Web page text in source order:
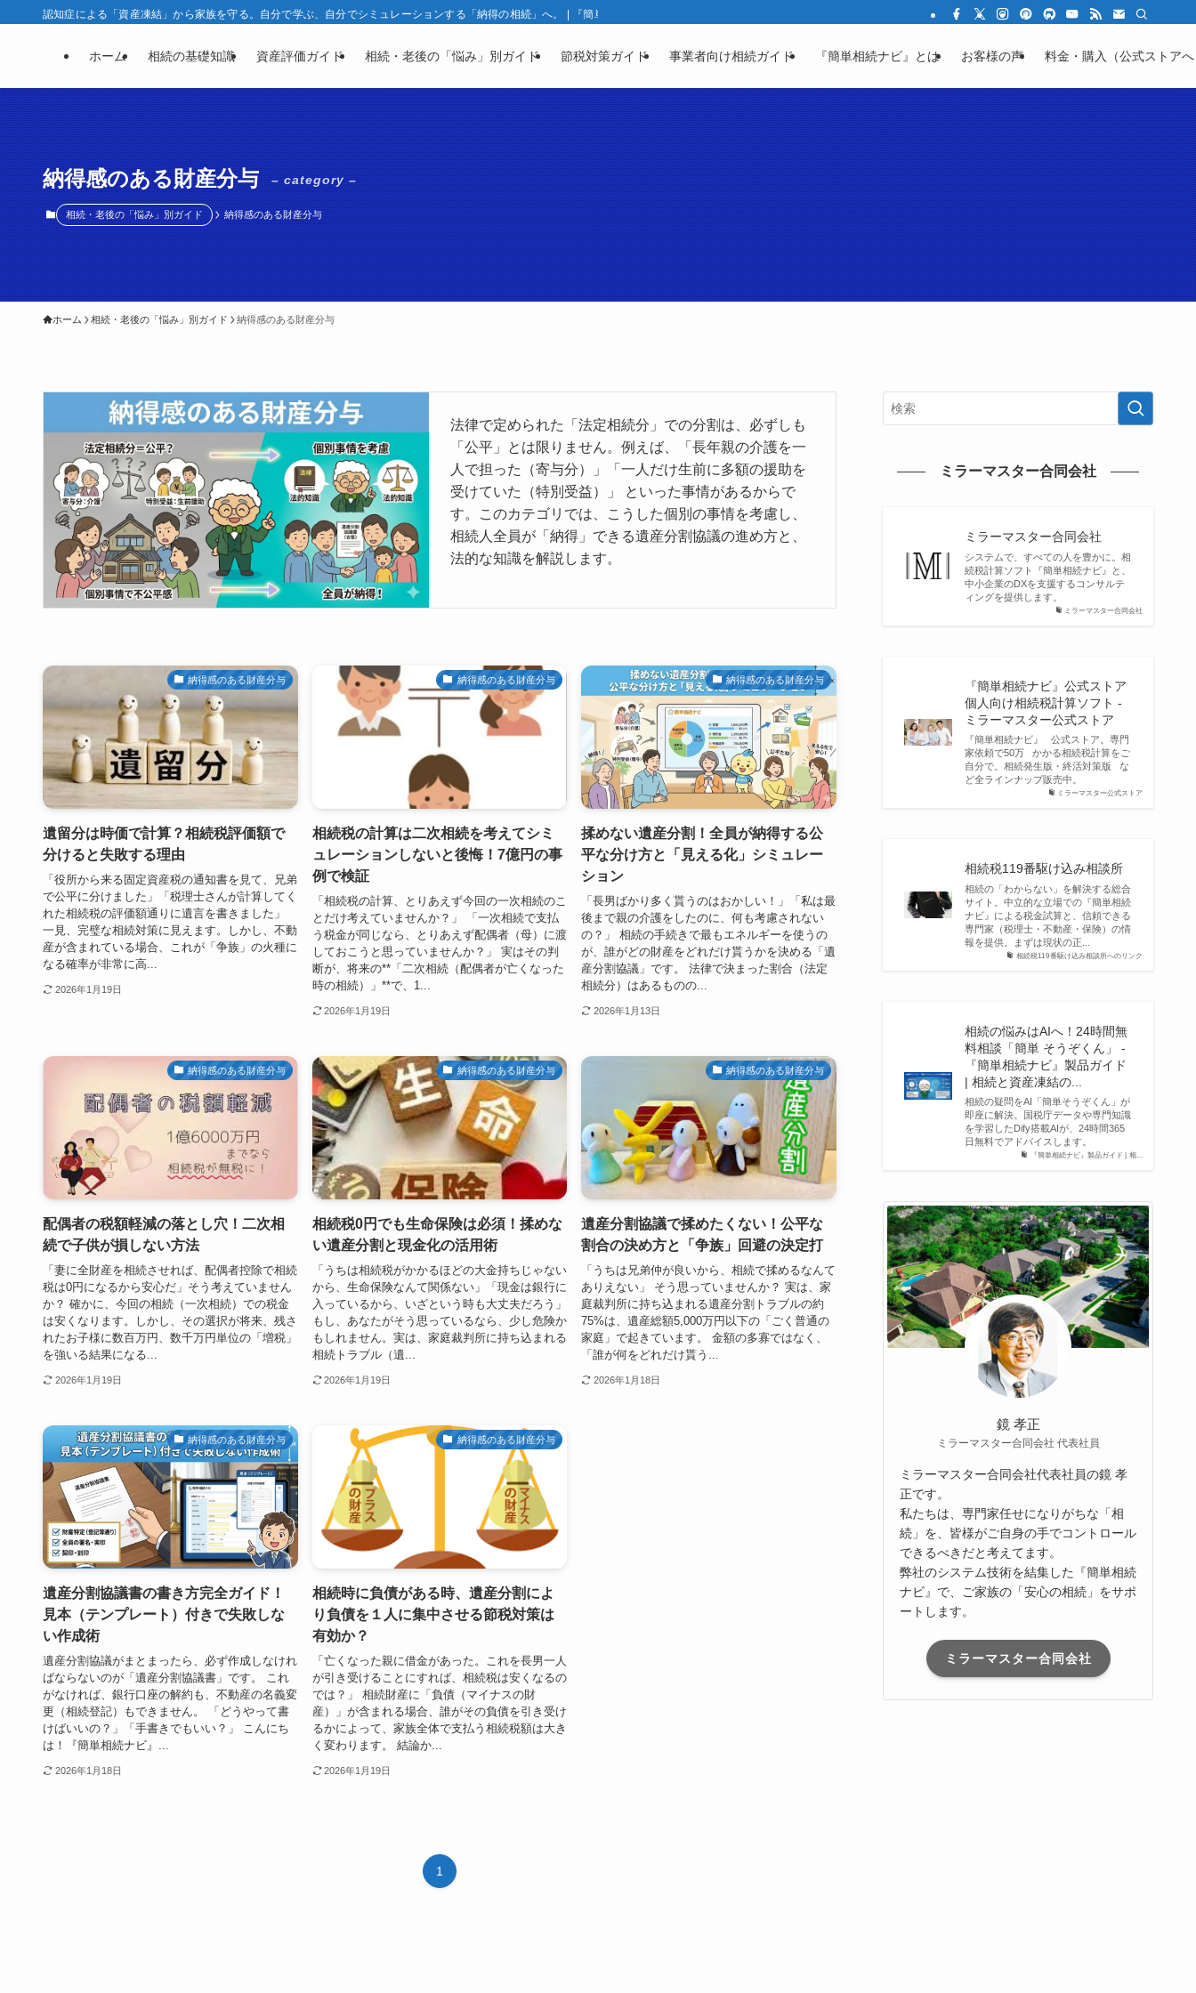
認知症による「資産凍結」から家族を守る。自分で学ぶ、自分でシミュレーションする「納得の相続」へ。 | 『簡単相続ナビ』製品ガイド | 相続と資産凍結の不安を「わかる」に変える教育サイト
ホーム 相続の基礎知識 資産評価ガイド 相続・老後の「悩み」別ガイド 節税対策ガイド 事業者向け相続ガイド 『簡単相続ナビ』とは お客様の声 料金・購入（公式ストア
納得感のある財産分与 – category –
相続・老後の「悩み」別ガイド 納得感のある財産分与
ホーム 相続・老後の「悩み」別ガイド 納得感のある財産分与
法律で定められた「法定相続分」での分割は、必ずしも
「公平」とは限りません。例えば、「長年親の介護を一
人で担った（寄与分）」「一人だけ生前に多額の援助を
受けていた（特別受益）」 といった事情があるからで
す。このカテゴリでは、こうした個別の事情を考慮し、
相続人全員が「納得」できる遺産分割協議の進め方と、
法的な知識を解説します。
納得感のある財産分与
遺留分は時価で計算？相続税評価額で
分けると失敗する理由
「役所から来る固定資産税の通知書を見て、兄弟
で公平に分けました」「税理士さんが計算してく
れた相続税の評価額通りに遺言を書きました」
一見、完璧な相続対策に見えます。しかし、不動
産が含まれている場合、これが「争族」の火種に
なる確率が非常に高...
2026年1月19日
納得感のある財産分与
相続税の計算は二次相続を考えてシミ
ュレーションしないと後悔！7億円の事
例で検証
「相続税の計算、とりあえず今回の一次相続のこ
とだけ考えていませんか？」 「一次相続で支払
う税金が同じなら、とりあえず配偶者（母）に渡
しておこうと思っていませんか？」 実はその判
断が、将来の**「二次相続（配偶者が亡くなった
時の相続）」**で、1...
2026年1月19日
納得感のある財産分与
揉めない遺産分割！全員が納得する公
平な分け方と「見える化」シミュレー
ション
「長男ばかり多く貰うのはおかしい！」「私は最
後まで親の介護をしたのに、何も考慮されない
の？」 相続の手続きで最もエネルギーを使うの
が、誰がどの財産をどれだけ貰うかを決める「遺
産分割協議」です。 法律で決まった割合（法定
相続分）はあるものの...
2026年1月13日
納得感のある財産分与
配偶者の税額軽減の落とし穴！二次相
続で子供が損しない方法
「妻に全財産を相続させれば、配偶者控除で相続
税は0円になるから安心だ」そう考えていません
か？ 確かに、今回の相続（一次相続）での税金
は安くなります。しかし、その選択が将来、残さ
れたお子様に数百万円、数千万円単位の「増税」
を強いる結果になる...
2026年1月19日
納得感のある財産分与
相続税0円でも生命保険は必須！揉めな
い遺産分割と現金化の活用術
「うちは相続税がかかるほどの大金持ちじゃない
から、生命保険なんて関係ない」「現金は銀行に
入っているから、いざという時も大丈夫だろう」
もし、あなたがそう思っているなら、少し危険か
もしれません。実は、家庭裁判所に持ち込まれる
相続トラブル（遺...
2026年1月19日
納得感のある財産分与
遺産分割協議で揉めたくない！公平な
割合の決め方と「争族」回避の決定打
「うちは兄弟仲が良いから、相続で揉めるなんて
ありえない」 そう思っていませんか？ 実は、家
庭裁判所に持ち込まれる遺産分割トラブルの約
75%は、遺産総額5,000万円以下の「ごく普通の
家庭」で起きています。 金額の多寡ではなく、
「誰が何をどれだけ貰う...
2026年1月18日
納得感のある財産分与
遺産分割協議書の書き方完全ガイド！
見本（テンプレート）付きで失敗しな
い作成術
遺産分割協議がまとまったら、必ず作成しなけれ
ばならないのが「遺産分割協議書」です。 これ
がなければ、銀行口座の解約も、不動産の名義変
更（相続登記）もできません。 「どうやって書
けばいいの？」「手書きでもいい？」 こんにち
は！『簡単相続ナビ』...
2026年1月18日
納得感のある財産分与
相続時に負債がある時、遺産分割によ
り負債を１人に集中させる節税対策は
有効か？
「亡くなった親に借金があった。これを長男一人
が引き受けることにすれば、相続税は安くなるの
では？」 相続財産に「負債（マイナスの財
産）」が含まれる場合、誰がその負債を引き受け
るかによって、家族全体で支払う相続税額は大き
く変わります。 結論か...
2026年1月19日
1
ミラーマスター合同会社
ミラーマスター合同会社
ミラーマスター合同会社
システムで、すべての人を豊かに。相
続税計算ソフト『簡単相続ナビ』と、
中小企業のDXを支援するコンサルテ
ィングを提供します。
ミラーマスター公式ストア
『簡単相続ナビ』公式ストア
個人向け相続税計算ソフト -
ミラーマスター公式ストア
『簡単相続ナビ』 公式ストア。専門
家依頼で50万 かかる相続税計算をご
自分で。相続発生版・終活対策版 な
ど全ラインナップ販売中。
相続税119番駆け込み相談所へのリンク
相続税119番駆け込み相談所
相続の「わからない」を解決する総合
サイト。中立的な立場での『簡単相続
ナビ』による税金試算と、信頼できる
専門家（税理士・不動産・保険）の情
報を提供。まずは現状の正...
『簡単相続ナビ』製品ガイド | 相...
相続の悩みはAIへ！24時間無
料相談「簡単 そうぞくん」 -
『簡単相続ナビ』製品ガイド
| 相続と資産凍結の...
相続の疑問をAI「簡単そうぞくん」が
即座に解決。国税庁データや専門知識
を学習したDify搭載AIが、24時間365
日無料でアドバイスします。
鏡 孝正
ミラーマスター合同会社 代表社員
ミラーマスター合同会社代表社員の鏡 孝
正です。
私たちは、専門家任せになりがちな「相
続」を、皆様がご自身の手でコントロール
できるべきだと考えてます。
弊社のシステム技術を結集した『簡単相続
ナビ』で、ご家族の「安心の相続」をサポ
ートします。
ミラーマスター合同会社